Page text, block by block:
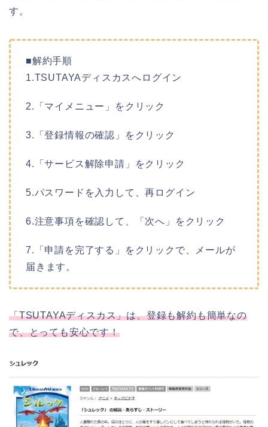
す。
■解約手順
1.TSUTAYAディスカスへログイン
2.「マイメニュー」をクリック
3.「登録情報の確認」をクリック
4.「サービス解除申請」をクリック
5.パスワードを入力して、再ログイン
6.注意事項を確認して、「次へ」をクリック
7.「申請を完了する」をクリックで、メールが
届きます。
「TSUTAYAディスカス」は、登録も解約も簡単なの
で、とっても安心です！